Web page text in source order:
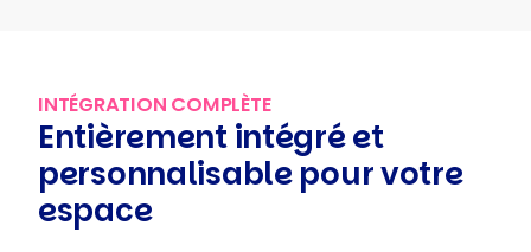
INTÉGRATION COMPLÈTE
Entièrement intégré et
personnalisable pour votre
espace